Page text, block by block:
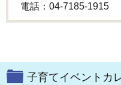
電話：04-7185-1915
子育てイベントカ